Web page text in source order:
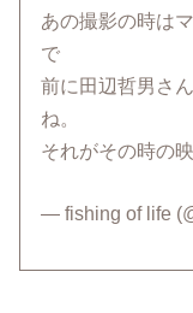
あの撮影の時は
で
前に田辺哲男さ
ね。
それがその時の
— fishing of life